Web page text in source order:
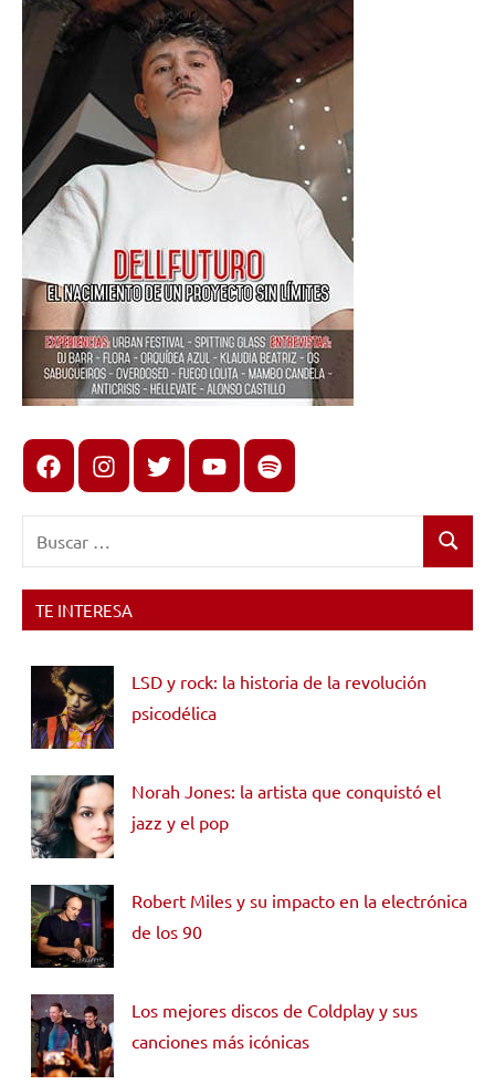
FacebookInstagram
X youtubespotify
Buscar
TE INTERESA
LSD y rock: la historia de la revolución
psicodélica
Norah Jones: la artista que conquistó el
jazz y el pop
Robert Miles y su impacto en la electrónica
de los 90
Los mejores discos de Coldplay y sus
canciones más icónicas